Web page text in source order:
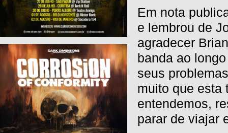
Em nota
e lembrou de
agradecer
banda ao
seus
muito que esta
entendemos,
parar de viajar